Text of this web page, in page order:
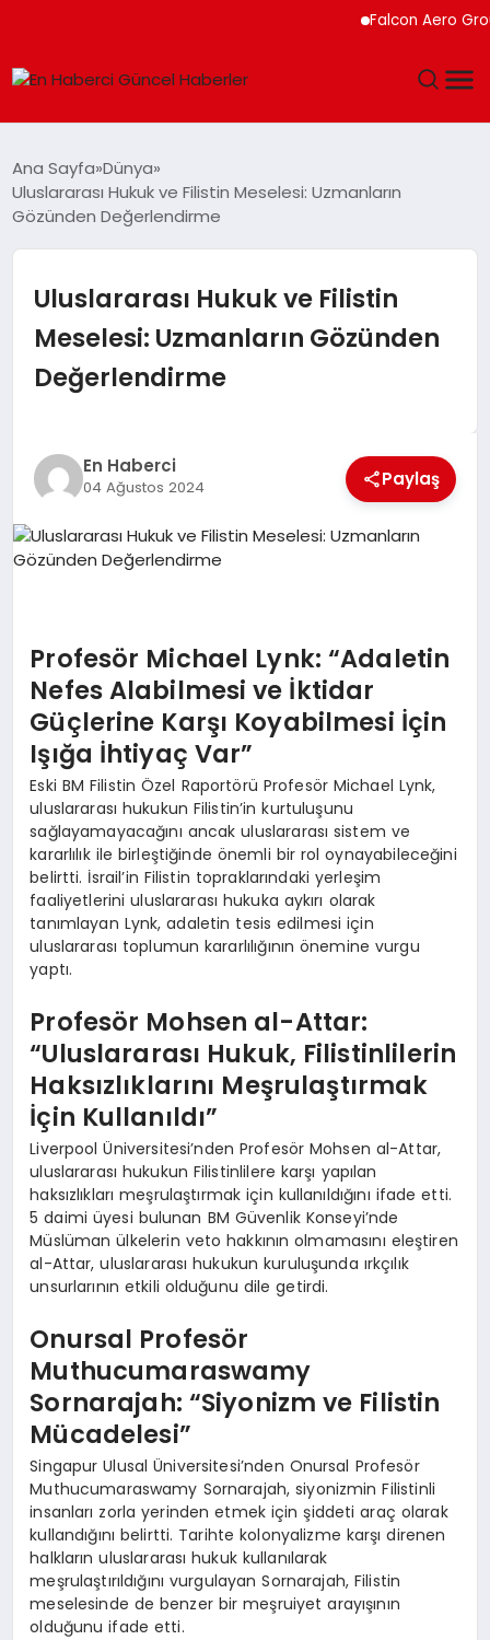
Falcon Aero Group,
SPOR
MAGAZIN
EKONOMI
EĞITIM
Ana Sayfa Dünya
Uluslararası Hukuk ve Filistin Meselesi: Uzmanların
Gözünden Değerlendirme
Uluslararası Hukuk ve Filistin
Meselesi: Uzmanların Gözünden
Değerlendirme
En Haberci
04 Ağustos 2024 Paylaş
Profesör Michael Lynk: “Adaletin
Nefes Alabilmesi ve İktidar
Güçlerine Karşı Koyabilmesi İçin
Işığa İhtiyaç Var”
Eski BM Filistin Özel Raportörü Profesör Michael Lynk,
uluslararası hukukun Filistin’in kurtuluşunu
sağlayamayacağını ancak uluslararası sistem ve
kararlılık ile birleştiğinde önemli bir rol oynayabileceğini
belirtti. İsrail’in Filistin topraklarındaki yerleşim
faaliyetlerini uluslararası hukuka aykırı olarak
tanımlayan Lynk, adaletin tesis edilmesi için
uluslararası toplumun kararlılığının önemine vurgu
yaptı.
Profesör Mohsen al-Attar:
“Uluslararası Hukuk, Filistinlilerin
Haksızlıklarını Meşrulaştırmak
İçin Kullanıldı”
Liverpool Üniversitesi’nden Profesör Mohsen al-Attar,
uluslararası hukukun Filistinlilere karşı yapılan
haksızlıkları meşrulaştırmak için kullanıldığını ifade etti.
5 daimi üyesi bulunan BM Güvenlik Konseyi’nde
Müslüman ülkelerin veto hakkının olmamasını eleştiren
al-Attar, uluslararası hukukun kuruluşunda ırkçılık
unsurlarının etkili olduğunu dile getirdi.
Onursal Profesör
Muthucumaraswamy
Sornarajah: “Siyonizm ve Filistin
Mücadelesi”
Singapur Ulusal Üniversitesi’nden Onursal Profesör
Muthucumaraswamy Sornarajah, siyonizmin Filistinli
insanları zorla yerinden etmek için şiddeti araç olarak
kullandığını belirtti. Tarihte kolonyalizme karşı direnen
halkların uluslararası hukuk kullanılarak
meşrulaştırıldığını vurgulayan Sornarajah, Filistin
meselesinde de benzer bir meşruiyet arayışının
olduğunu ifade etti.